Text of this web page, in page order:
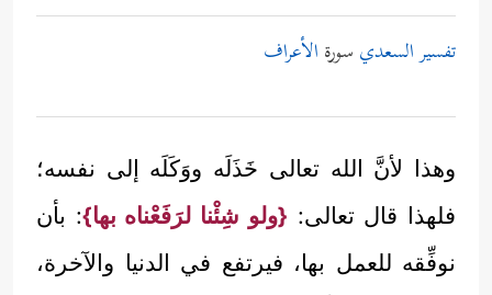
تفسير السعدي سورة الأعراف
وهذا لأنَّ الله تعالى خَذَلَه ووَكَلَه إلى نفسه؛
فلهذا قال تعالى: {ولو شِئْنا لرَفَعْناه بها}: بأن
نوفِّقه للعمل بها، فيرتفع في الدنيا والآخرة،